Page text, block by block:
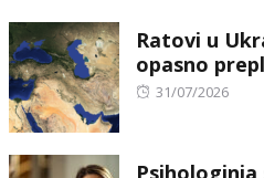
Ratovi u
opasno
Posted
31/07/2026
Psihologinja